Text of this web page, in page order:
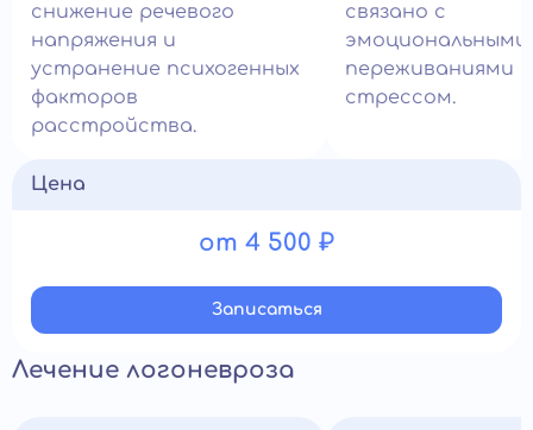
снижение речевого
напряжения и
устранение психогенных
факторов
расстройства.
связано с
эмоциональными
переживаниями и
стрессом.
Цена
от 4 500 ₽
Записатьcя
Лечение логоневроза